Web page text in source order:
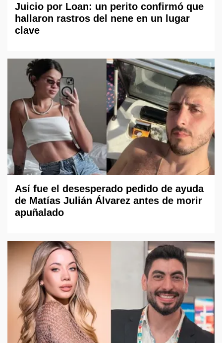
Juicio por Loan: un perito confirmó que
hallaron rastros del nene en un lugar
clave
Así fue el desesperado pedido de ayuda
de Matías Julián Álvarez antes de morir
apuñalado